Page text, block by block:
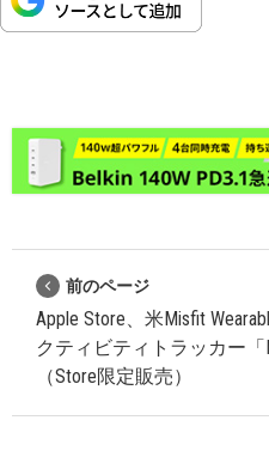
前のページ
Apple Store、米Misfit
クティビティトラッカー
（Store限定販売）